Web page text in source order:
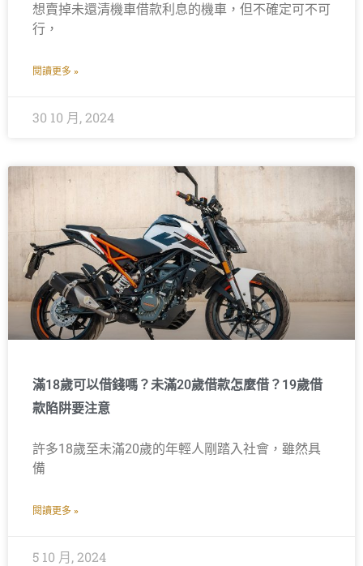
想賣掉未還清機車借款利息的機車，但不確定可不可
行，
閱讀更多 »
30 10 月, 2024
滿18歲可以借錢嗎？未滿20歲借款怎麼借？19歲借
款陷阱要注意
許多18歲至未滿20歲的年輕人剛踏入社會，雖然具
備
閱讀更多 »
5 10 月, 2024